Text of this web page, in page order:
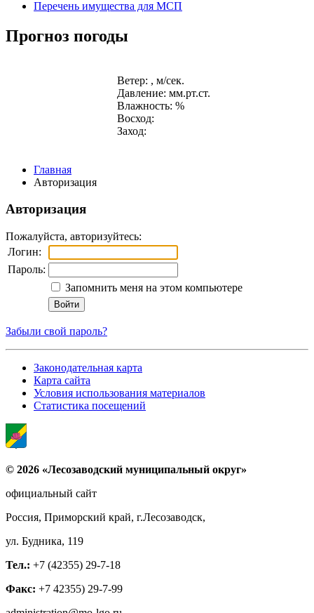
Перечень имущества для МСП
Прогноз погоды
Ветер: , м/сек.
Давление: мм.рт.ст.
Влажность: %
Восход:
Заход:
Главная
Авторизация
Авторизация
Пожалуйста, авторизуйтесь:
Логин:
Пароль:
Запомнить меня на этом компьютере
Забыли свой пароль?
Законодательная карта
Карта сайта
Условия использования материалов
Статистика посещений
© 2026 «Лесозаводский муниципальный округ»
официальный сайт
Россия, Приморский край, г.Лесозаводск,
ул. Будника, 119
Тел.: +7 (42355) 29-7-18
Факс: +7 42355) 29-7-99